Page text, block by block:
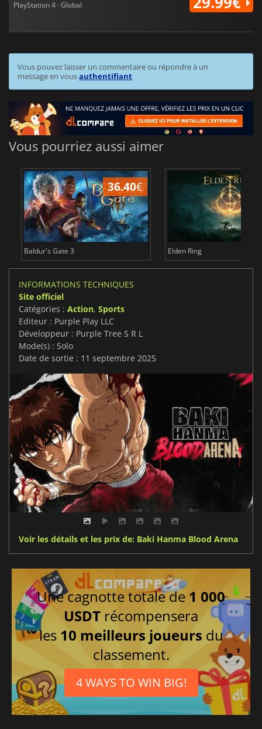
PlayStation 4 · Global
Vous pouvez laisser un commentaire ou répondre à un
message en vousauthentifiant
Vous pourriez aussi aimer
36.40€
Baldur's Gate 3 Elden Ring
INFORMATIONS TECHNIQUES
Site officiel
Catégories : Action, Sports
Editeur : Purple Play LLC
Développeur : Purple Tree S R L
Mode(s) : Solo
Date de sortie : 11 septembre 2025
Voir les détails et les prix de: Baki Hanma Blood Arena
Une cagnotte totale de 1 000
USDT récompensera
les 10 meilleurs joueurs du
classement.
4 WAYS TO WIN BIG!